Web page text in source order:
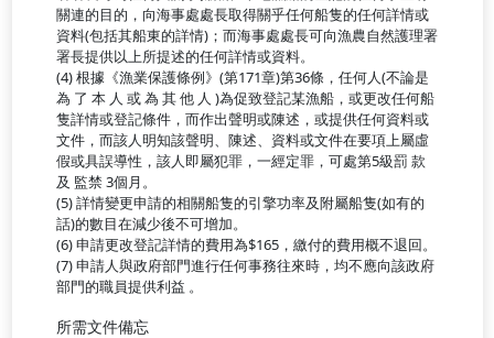
關連的目的，向海事處處長取得關乎任何船隻的任何詳情或
資料(包括其船東的詳情)；而海事處處長可向漁農自然護理署
署長提供以上所提述的任何詳情或資料。
(4) 根據《漁業保護條例》(第171章)第36條，任何人(不論是
為 了 本 人 或 為 其 他 人 )為促致登記某漁船，或更改任何船
隻詳情或登記條件，而作出聲明或陳述，或提供任何資料或
文件，而該人明知該聲明、陳述、資料或文件在要項上屬虛
假或具誤導性，該人即屬犯罪，一經定罪，可處第5級罰 款
及 監禁 3個月。
(5) 詳情變更申請的相關船隻的引擎功率及附屬船隻(如有的
話)的數目在減少後不可增加。
(6) 申請更改登記詳情的費用為$165，繳付的費用概不退回。
(7) 申請人與政府部門進行任何事務往來時，均不應向該政府
部門的職員提供利益 。
所需文件備忘